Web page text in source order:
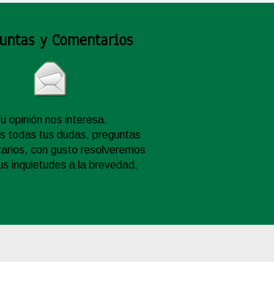
y Comentarios
opinión nos interesa.
todas tus dudas, preguntas
con gusto resolveremos
inquietudes a la brevedad.